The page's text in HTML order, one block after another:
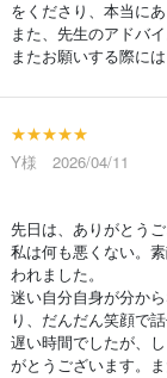
をくださり、本当に
また、先生のアドバ
またお願いする際に
★★★★★
Y様 2026/04/11
先日は、ありがとうご
私は何も悪くない。
われました。
迷い自分自身が分か
り、だんだん笑顔で
遅い時間でしたが、
がとうございます。